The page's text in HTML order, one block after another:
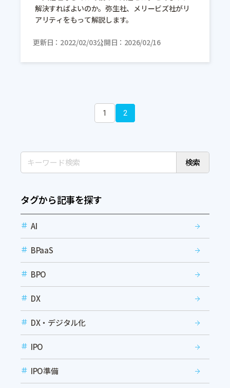
解決すればよいのか。弥生社、メリービズ社がリ
アリティをもって解説します。
更新日 2022/02/03公開日 2026/02/16
1 2
検索
タグから記事を探す
AI
BPaaS
BPO
DX
DX・デジタル化
IPO
IPO準備